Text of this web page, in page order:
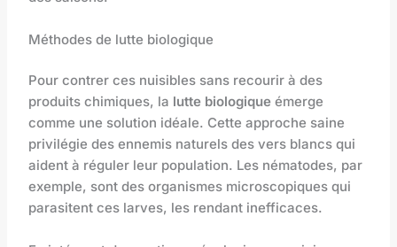
Méthodes de lutte biologique
Pour contrer ces nuisibles sans recourir à des
produits chimiques, la lutte biologique émerge
comme une solution idéale. Cette approche saine
privilégie des ennemis naturels des vers blancs qui
aident à réguler leur population. Les nématodes, par
exemple, sont des organismes microscopiques qui
parasitent ces larves, les rendant inefficaces.